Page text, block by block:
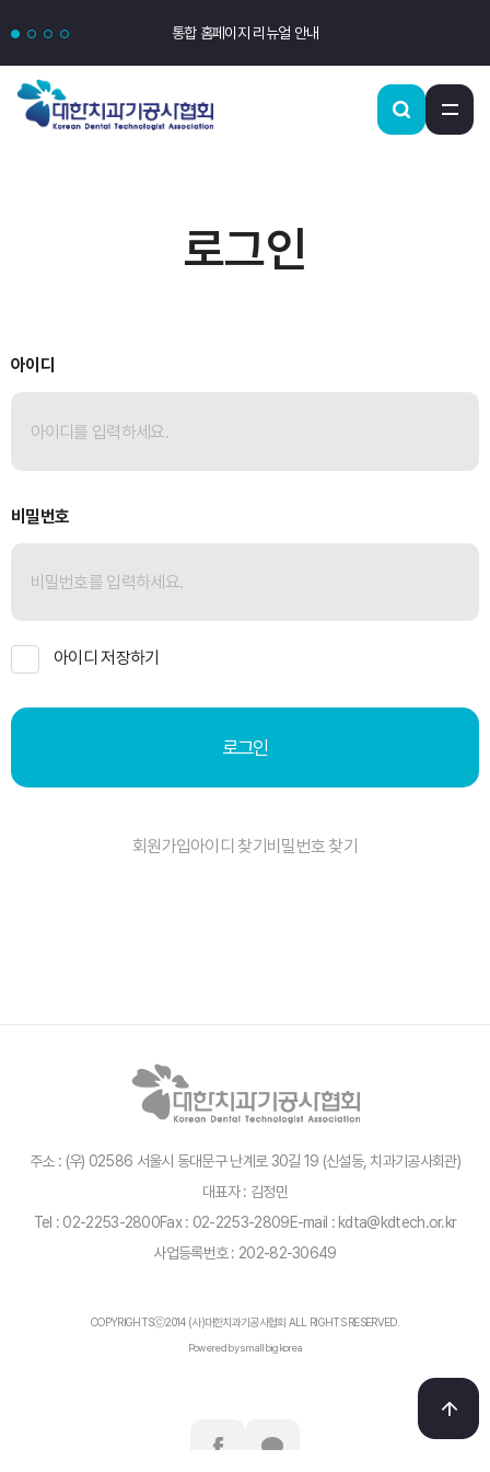
통합 홈페이지 리뉴얼 안내
로그인
아이디
비밀번호
아이디 저장하기
로그인
회원가입아이디 찾기비밀번호 찾기
주소 : (우) 02586 서울시 동대문구 난계로 30길 19 (신설동, 치과기공사회관)
대표자 : 김정민
Tel : 02-2253-2800Fax : 02-2253-2809E-mail : kdta@kdtech.or.kr
사업등록번호 : 202-82-30649
COPYRIGHTSⓒ2014 (사)대한치과기공사협회 ALL RIGHTS RESERVED.
Powered by smallbigkorea